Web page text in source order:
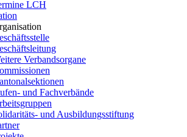
LCH
Verbandsorgane
und Fachverbände
und Ausbildungsstiftung